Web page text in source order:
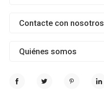
Quiénes somos
Contacte con nosotros